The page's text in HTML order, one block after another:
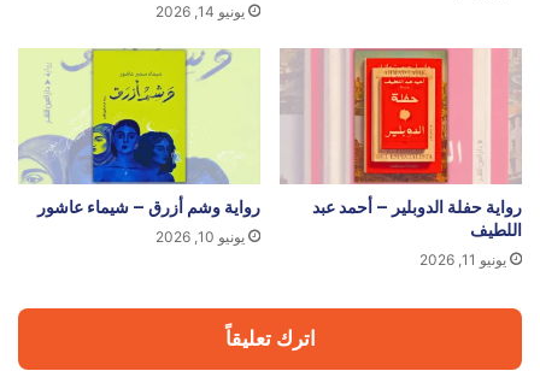
يونيو 14, 2026
رواية حفلة الدوبلير – أحمد عبد
اللطيف
يونيو 11, 2026
رواية وشم أزرق – شيماء عاشور
يونيو 10, 2026
اترك تعليقاً